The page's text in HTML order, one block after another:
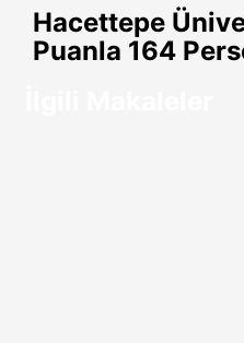
Hacettepe
Puanla 164